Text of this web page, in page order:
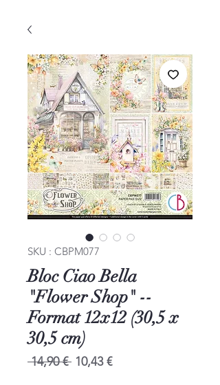
SKU : CBPM077
Bloc Ciao Bella
"Flower Shop" --
Format 12x12 (30,5 x
30,5 cm)
14,90 € Prix
10,43 €Prix